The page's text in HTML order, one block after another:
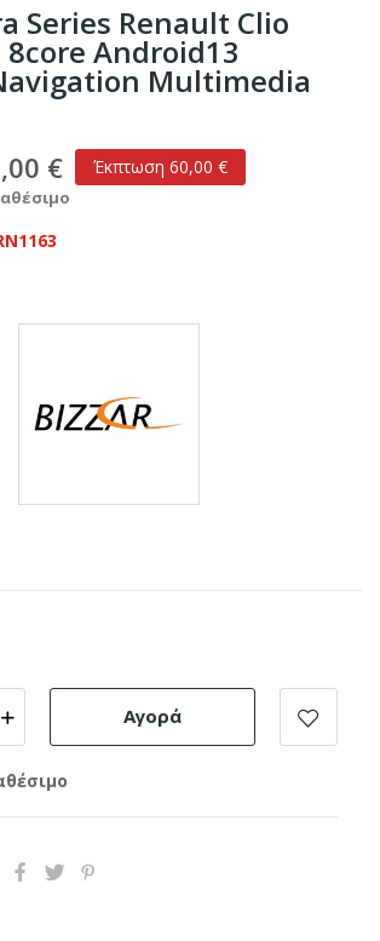
Series Renault Clio
8core Android13
Multimedia
€ Έκπτωση 60,00 €
Αγορά